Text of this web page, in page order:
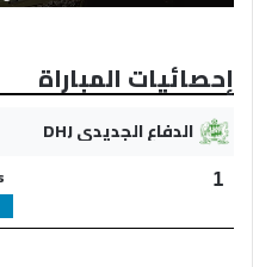
إحصائيات المباراة
الدفاع الجديدي DHJ
1